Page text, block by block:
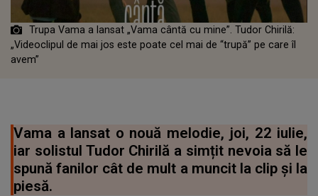
Trupa Vama a lansat „Vama cântă cu mine”. Tudor Chirilă:
„Videoclipul de mai jos este poate cel mai de “trupă” pe care îl
avem”
Vama a lansat o nouă melodie, joi, 22 iulie,
iar solistul Tudor Chirilă a simțit nevoia să le
spună fanilor cât de mult a muncit la clip și la
piesă.